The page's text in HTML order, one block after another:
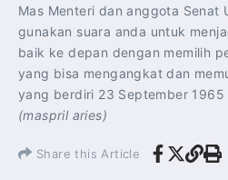
Mas Menteri dan anggota Senat
gunakan suara anda untuk
baik ke depan dengan memilih
yang bisa mengangkat dan
yang berdiri 23 September
(maspril aries)
Share this Article